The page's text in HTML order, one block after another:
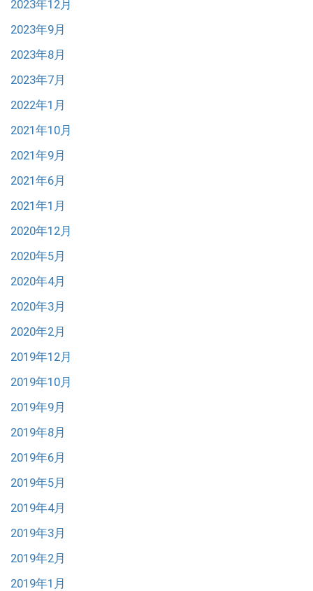
2023年12月
2023年9月
2023年8月
2023年7月
2022年1月
2021年10月
2021年9月
2021年6月
2021年1月
2020年12月
2020年5月
2020年4月
2020年3月
2020年2月
2019年12月
2019年10月
2019年9月
2019年8月
2019年6月
2019年5月
2019年4月
2019年3月
2019年2月
2019年1月